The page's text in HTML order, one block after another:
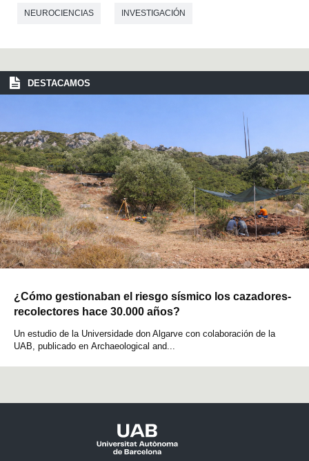
NEUROCIENCIAS INVESTIGACIÓN
DESTACAMOS
¿Cómo gestionaban el riesgo sísmico los cazadores-
recolectores hace 30.000 años?
Un estudio de la Universidade don Algarve con colaboración de la
UAB, publicado en Archaeological and...